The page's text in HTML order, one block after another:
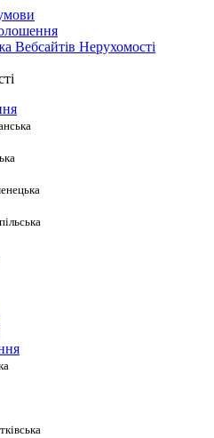
Вебсайтів Нерухомості